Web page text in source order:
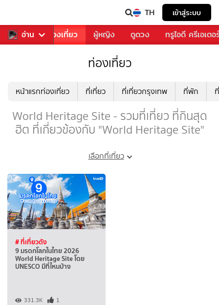
TH เข้าสู่ระบบ
อ่าน
อาหาร ท่องเที่ยว ผู้หญิง ดูดวง ทรูไอดี ครีเอเตอ
ท่องเที่ยว
หน้าแรกท่องเที่ยว ที่เที่ยว ที่เที่ยวกรุงเทพ ที่พัก
World Heritage Site - รวมที่เที่ยว ที่กินสุด
ฮิต ที่เกี่ยวข้องกับ "World Heritage Site"
เลือกที่เที่ยว
# ที่เที่ยวดัง
9 มรดกโลกในไทย 2026
World Heritage Site โดย
UNESCO มีที่ไหนบ้าง
331.3K 1